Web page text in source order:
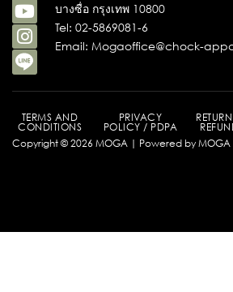
บางซื่อ กรุงเทพ 10800
Tel: 02-5869081-6
Email: Mogaoffice@chock-
Copyright © 2026 MOGA | Powered by MOGA
TERMS AND
CONDITIONS
PRIVACY
POLICY / PDPA